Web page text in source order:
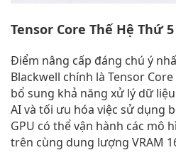
Tensor Core Thế Hệ Thứ 5
Điểm nâng cấp đáng chú ý
Blackwell chính là Tensor
bổ sung khả năng xử lý dữ
AI và tối ưu hóa việc sử dụng
GPU có thể vận hành các mô
trên cùng dung lượng VRAM